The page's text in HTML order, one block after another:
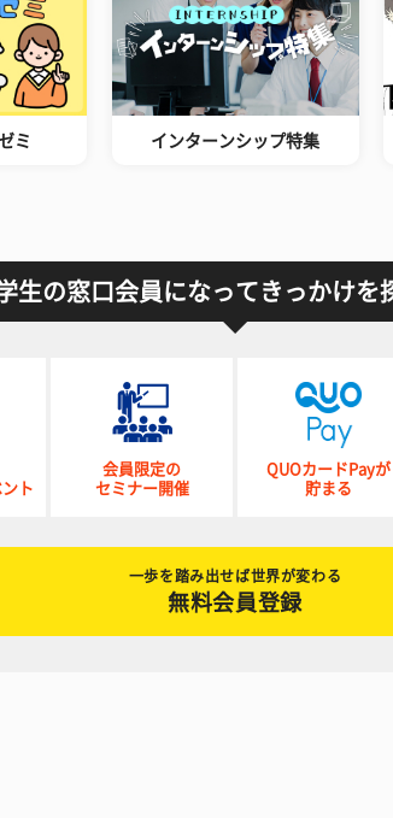
ミ インターンシップ特集
生の窓口会員になってきっかけを
ト
会員限定の
セミナー開催
QUOカードPayが
貯まる
一歩を踏み出せば世界が変わる
無料会員登録